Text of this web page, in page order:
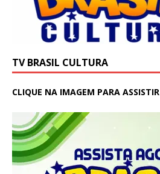
TV BRASIL CULTURA
CLIQUE NA IMAGEM PARA ASSISTIR